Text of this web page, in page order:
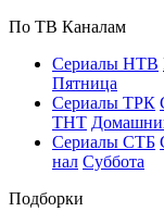
По ТВ Ка­на­лам
Се­риа­лы НТВ
Пят­ни­ца
Се­риа­лы ТРК
ТНТ
Се­риа­лы СТБ
нал Суб­бо­та
Подборки